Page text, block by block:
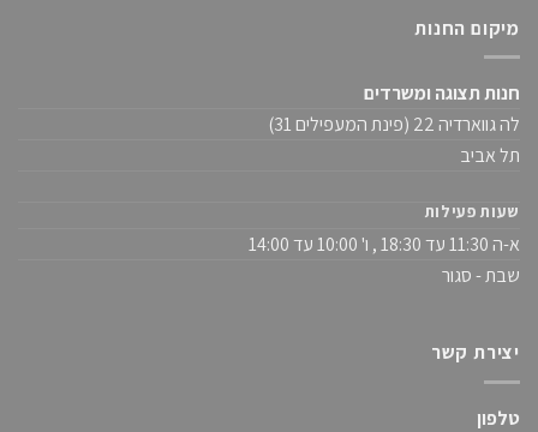
מיקום החנות
חנות תצוגה ומשרדים
לה גווארדיה 22 (פינת המעפילים 31)
תל אביב
שעות פעילות
א-ה 11:30 עד 18:30 , ו' 10:00 עד 14:00
שבת - סגור
יצירת קשר
טלפון